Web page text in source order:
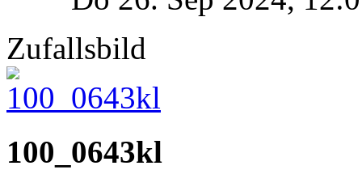
Zufallsbild
100_0643kl